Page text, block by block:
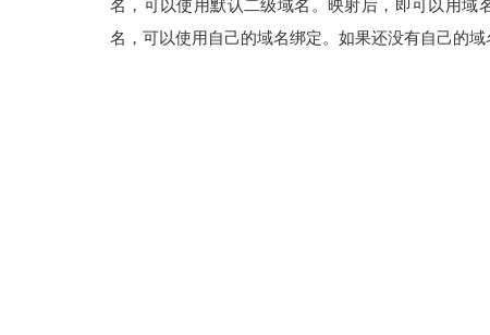
名，可以使用默认二级域名。映射后，即可以用域
名，可以使用自己的域名绑定。如果还没有自己的